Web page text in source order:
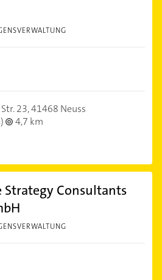
23,41468 Neuss
4,7 km
Strategy Consultants